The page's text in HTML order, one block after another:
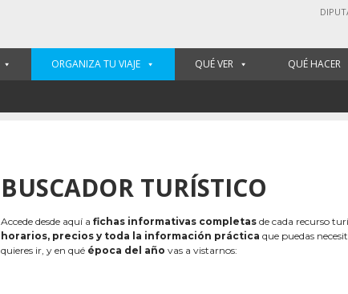
ORGANIZA TU VIAJE QUÉ VER QUÉ HACER
BUSCADOR TURÍSTICO
Accede desde aquí a fichas informativas completas de cada recurso
horarios, precios y toda la información práctica que puedas
quieres ir, y en qué época del año vas a vistarnos: